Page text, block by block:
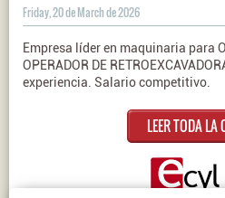
Friday, 20 de March de 2026
Empresa líder en maquinaria para
OPERADOR DE
experiencia. Salario competitivo.
LEER TODA LA